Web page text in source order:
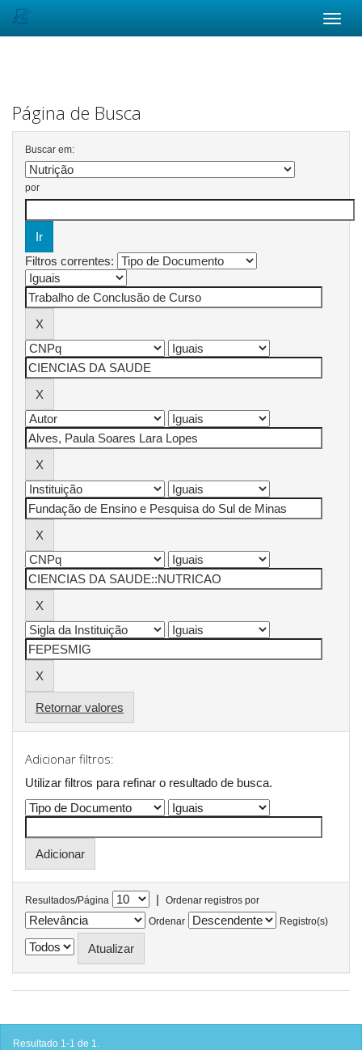
Página de Busca
Buscar em:
por
Filtros correntes:
Retornar valores
Adicionar filtros:
Utilizar filtros para refinar o resultado de busca.
Resultados/Página |
Ordenar registros por
Ordenar
Registro(s)
Resultado 1-1 de 1.